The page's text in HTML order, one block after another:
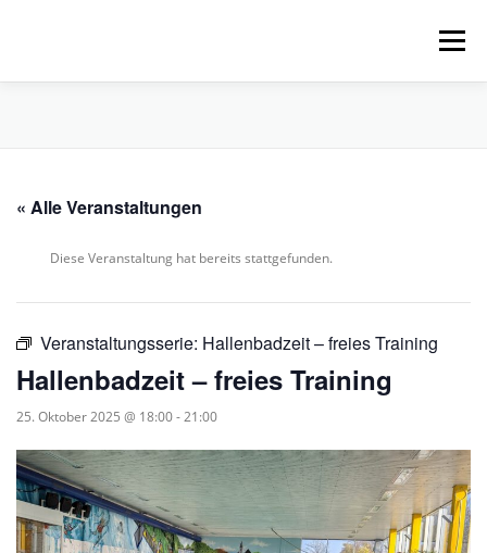
Menü
VERLEIH, TOUREN UND SUP
« Alle Veranstaltungen
Diese Veranstaltung hat bereits stattgefunden.
Veranstaltungsserie: Hallenbadzeit – freies Training
Hallenbadzeit – freies Training
25. Oktober 2025 @ 18:00-21:00